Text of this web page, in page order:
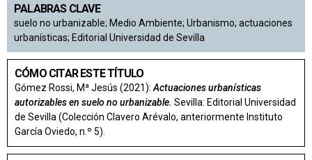
PALABRAS CLAVE
suelo no urbanizable; Medio Ambiente; Urbanismo; actuaciones
urbanísticas; Editorial Universidad de Sevilla
CÓMO CITAR ESTE TÍTULO
Gómez Rossi, Mª Jesús (2021): Actuaciones urbanísticas
autorizables en suelo no urbanizable. Sevilla: Editorial Universidad
de Sevilla (Colección Clavero Arévalo, anteriormente Instituto
García Oviedo, n.º 5).